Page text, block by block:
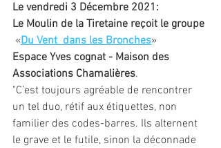
Le vendredi 3 Décembre 2021:
Le Moulin de la Tiretaine reçoit le groupe
«Du Vent  dans les Bronches»
Espace Yves cognat - Maison des
Associations Chamalières.
"C’est toujours agréable de rencontrer
un tel duo, rétif aux étiquettes, non
familier des codes-barres. Ils alternent
le grave et le futile, sinon la déconnade